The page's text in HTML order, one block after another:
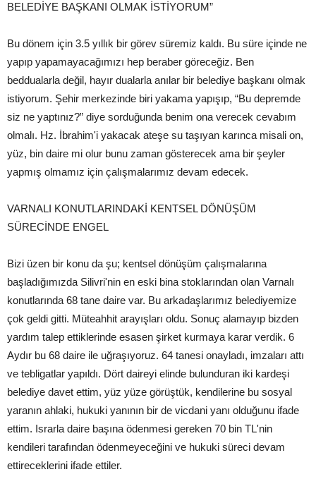
BELEDİYE BAŞKANI OLMAK İSTİYORUM”
Bu dönem için 3.5 yıllık bir görev süremiz kaldı. Bu süre içinde ne
yapıp yapamayacağımızı hep beraber göreceğiz. Ben
beddualarla değil, hayır dualarla anılar bir belediye başkanı olmak
istiyorum. Şehir merkezinde biri yakama yapışıp, “Bu depremde
siz ne yaptınız?” diye sorduğunda benim ona verecek cevabım
olmalı. Hz. İbrahim'i yakacak ateşe su taşıyan karınca misali on,
yüz, bin daire mi olur bunu zaman gösterecek ama bir şeyler
yapmış olmamız için çalışmalarımız devam edecek.
VARNALI KONUTLARINDAKİ KENTSEL DÖNÜŞÜM
SÜRECİNDE ENGEL
Bizi üzen bir konu da şu; kentsel dönüşüm çalışmalarına
başladığımızda Silivri'nin en eski bina stoklarından olan Varnalı
konutlarında 68 tane daire var. Bu arkadaşlarımız belediyemize
çok geldi gitti. Müteahhit arayışları oldu. Sonuç alamayıp bizden
yardım talep ettiklerinde esasen şirket kurmaya karar verdik. 6
Aydır bu 68 daire ile uğraşıyoruz. 64 tanesi onayladı, imzaları attı
ve tebligatlar yapıldı. Dört daireyi elinde bulunduran iki kardeşi
belediye davet ettim, yüz yüze görüştük, kendilerine bu sosyal
yaranın ahlaki, hukuki yanının bir de vicdani yanı olduğunu ifade
ettim. Israrla daire başına ödenmesi gereken 70 bin TL'nin
kendileri tarafından ödenmeyeceğini ve hukuki süreci devam
ettireceklerini ifade ettiler.